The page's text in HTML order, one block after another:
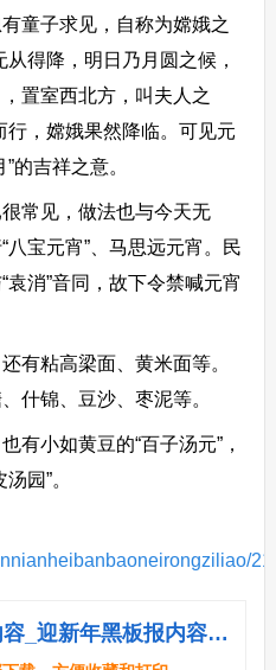
童子求见，自称为嫦娥之
得降，明日乃月圆之候，
置室西北方，叫夫人之
行，嫦娥果然降临。可见元
的吉祥之意。
常见，做法也与今天无
宝元宵”、马思远元宵。民
消”音同，故下令禁喊元宵
粘高梁面、黄米面等。
什锦、豆沙、枣泥等。
小如黄豆的“百子汤元”，
园”。
《迎新年黑板报文字内容_迎新年黑板报内容：迎新年食俗——汤圆.doc》